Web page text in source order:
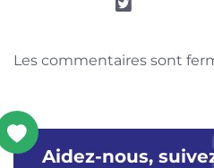
Les commentaires sont
Aidez-nous,